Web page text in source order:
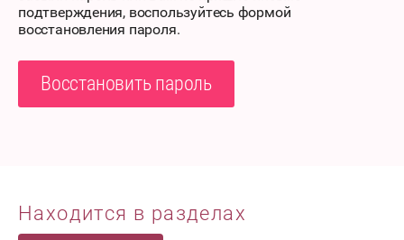
подтверждения, воспользуйтесь формой
восстановления пароля.
Восстановить пароль
Находится в разделах